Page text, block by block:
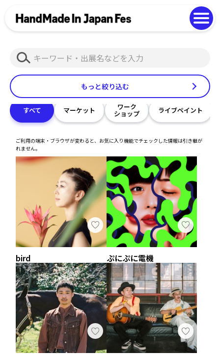
Photo Gallery
もっと絞り込む
検
索
すべて マーケット ワーク
ショップ ライブペイント
ご利用の端末・ブラウザが変わると、お気に入り機能でチェックした情報は引き継が
れません。
bird ぷにぷに電機